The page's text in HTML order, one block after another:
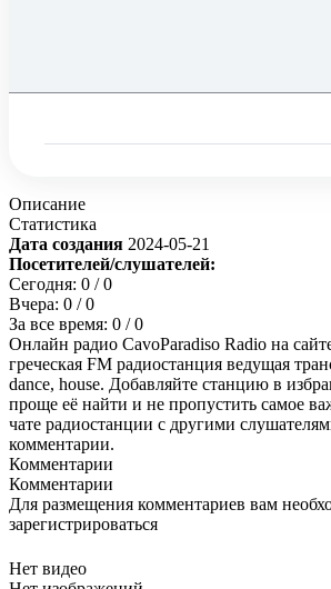
Описание
Статистика
Дата создания 2024-05-21
Посетителей/слушателей:
Сегодня: 0 / 0
Вчера: 0 / 0
За все время: 0 / 0
Онлайн радио CavoParadiso Radio на
греческая FM радиостанция ведущая
dance, house. Добавляйте станцию в
проще её найти и не пропустить самое
чате радиостанции с другими
комментарии.
Комментарии
Комментарии
Для размещения комментариев вам
зарегистрироваться
Нет видео